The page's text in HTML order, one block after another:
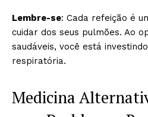
Lembre-se: Cada refeição é
cuidar dos seus pulmões. Ao
saudáveis, você está
respiratória.
Medicina